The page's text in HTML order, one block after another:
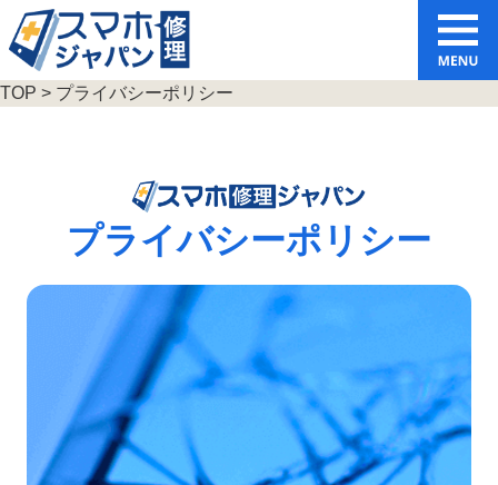
TOP > プライバシーポリシー
プライバシーポリシー